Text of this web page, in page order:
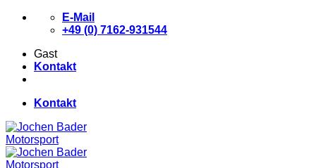
Zum
E-Mail
+49 (0) 7162-931544
Gast
Kontakt
Kontakt